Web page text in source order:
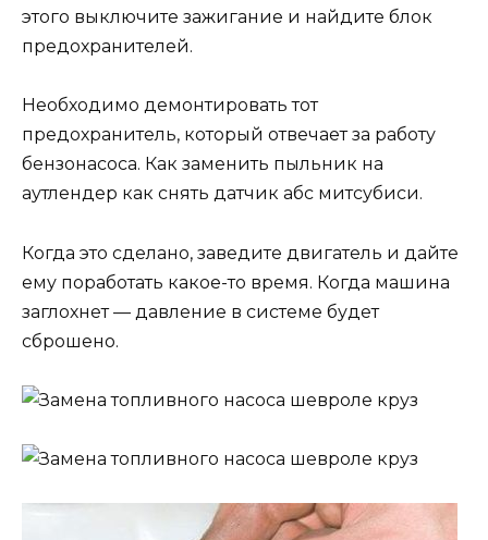
этого выключите зажигание и найдите блок
предохранителей.
Необходимо демонтировать тот
предохранитель, который отвечает за работу
бензонасоса. Как заменить пыльник на
аутлендер как снять датчик абс митсубиси.
Когда это сделано, заведите двигатель и дайте
ему поработать какое-то время. Когда машина
заглохнет — давление в системе будет
сброшено.